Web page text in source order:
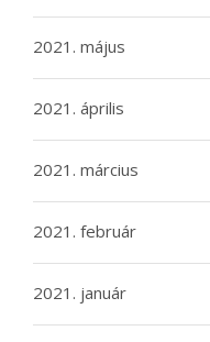
2021. május
2021. április
2021. március
2021. február
2021. január